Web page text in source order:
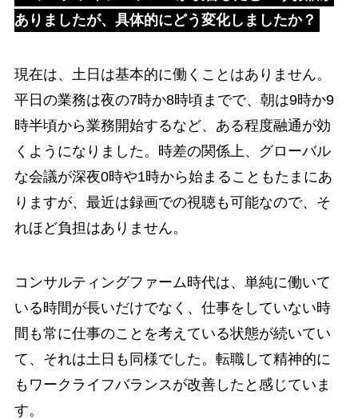
ありましたが、具体的にどう変化しましたか？
現在は、土日は基本的に働くことはありません。
平日の業務は夜の7時か8時頃までで、朝は9時か9
時半頃から業務開始するなど、ある程度融通が効
くようになりました。時差の関係上、グローバル
な会議が深夜0時や1時から始まることもたまにあ
りますが、最近は録画での視聴も可能なので、そ
れほど負担はありません。
コンサルティングファーム時代は、単純に働いて
いる時間が長いだけでなく、仕事をしていない時
間も常に仕事のことを考えている状態が続いてい
て、それは土日も同様でした。転職して精神的に
もワークライフバランスが改善したと感じていま
す。